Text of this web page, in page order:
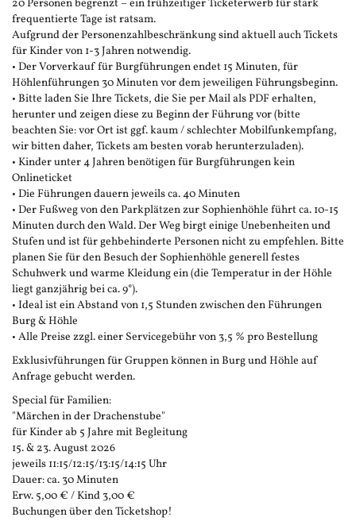
20 Personen begrenzt – ein frühzeitiger Ticketerwerb für stark
frequentierte Tage ist ratsam.
Aufgrund der Personenzahlbeschränkung sind aktuell auch Tickets
für Kinder von 1-3 Jahren notwendig.
• Der Vorverkauf für Burgführungen endet 15 Minuten, für
Höhlenführungen 30 Minuten vor dem jeweiligen Führungsbeginn.
• Bitte laden Sie Ihre Tickets, die Sie per Mail als PDF erhalten,
herunter und zeigen diese zu Beginn der Führung vor (bitte
beachten Sie: vor Ort ist ggf. kaum / schlechter Mobilfunkempfang,
wir bitten daher, Tickets am besten vorab herunterzuladen).
• Kinder unter 4 Jahren benötigen für Burgführungen kein
Onlineticket
• Die Führungen dauern jeweils ca. 40 Minuten
• Der Fußweg von den Parkplätzen zur Sophienhöhle führt ca. 10-15
Minuten durch den Wald. Der Weg birgt einige Unebenheiten und
Stufen und ist für gehbehinderte Personen nicht zu empfehlen. Bitte
planen Sie für den Besuch der Sophienhöhle generell festes
Schuhwerk und warme Kleidung ein (die Temperatur in der Höhle
liegt ganzjährig bei ca. 9°).
• Ideal ist ein Abstand von 1,5 Stunden zwischen den Führungen
Burg & Höhle
• Alle Preise zzgl. einer Servicegebühr von 3,5 % pro Bestellung
Exklusivführungen für Gruppen können in Burg und Höhle auf
Anfrage gebucht werden.
Special für Familien:
"Märchen in der Drachenstube"
für Kinder ab 5 Jahre mit Begleitung
15. & 23. August 2026
jeweils 11:15/12:15/13:15/14:15 Uhr
Dauer: ca. 30 Minuten
Erw. 5,00 € / Kind 3,00 €
Buchungen über den Ticketshop!